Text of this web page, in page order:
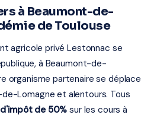
à Beaumont-de-
de Toulouse
agricole privé Lestonnac se
à Beaumont-de-
organisme partenaire se déplace
Lomagne et alentours. Tous
de 50%sur les cours à